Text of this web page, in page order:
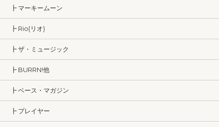
┣ マーキームーン
┣ Rio(リオ)
┣ ザ・ミュージック
┣ BURRN!他
┣ ベース・マガジン
┣ プレイヤー